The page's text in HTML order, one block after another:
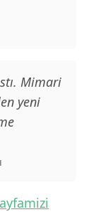
Mimari
yeni